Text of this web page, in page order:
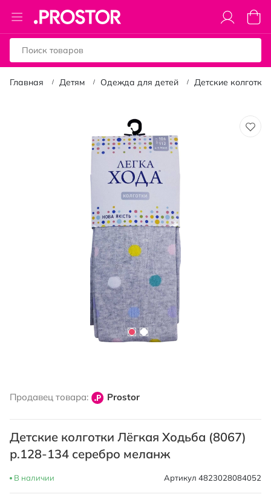
Toggle
Nav
Моя
Главная Детям Одежда для детей Детские колготки
началу
изображений
Продавец товара: Prostor
Детские колготки Лёгкая Ходьба (8067)
р.128-134 серебро меланж
В наличии Артикул 4823028084052